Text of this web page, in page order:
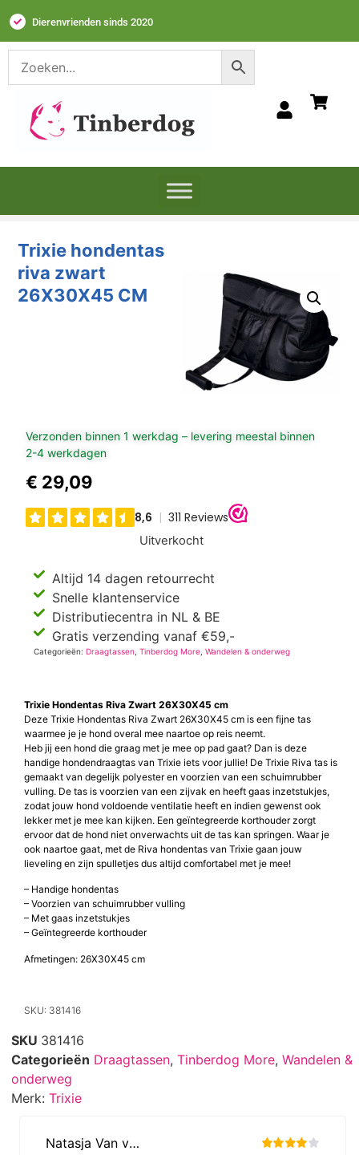
Dierenvrienden sinds 2020
Trixie hondentas
riva zwart
26X30X45 CM
Verzonden binnen 1 werkdag – levering meestal binnen
2-4 werkdagen
€ 29,09
Uitverkocht
Altijd 14 dagen retourrecht
Snelle klantenservice
Distributiecentra in NL & BE
Gratis verzending vanaf €59,-
Categorieën:Draagtassen ,Tinberdog More ,Wandelen & onderweg
Trixie Hondentas Riva Zwart 26X30X45 cm
Deze Trixie Hondentas Riva Zwart 26X30X45 cm is een fijne tas
waarmee je je hond overal mee naartoe op reis neemt.
Heb jij een hond die graag met je mee op pad gaat? Dan is deze
handige hondendraagtas van Trixie iets voor jullie! De Trixie Riva tas is
gemaakt van degelijk polyester en voorzien van een schuimrubber
vulling. De tas is voorzien van een zijvak en heeft gaas inzetstukjes,
zodat jouw hond voldoende ventilatie heeft en indien gewenst ook
lekker met je mee kan kijken. Een geïntegreerde korthouder zorgt
ervoor dat de hond niet onverwachts uit de tas kan springen. Waar je
ook naartoe gaat, met de Riva hondentas van Trixie gaan jouw
lieveling en zijn spulletjes dus altijd comfortabel met je mee!
– Handige hondentas
– Voorzien van schuimrubber vulling
– Met gaas inzetstukjes
– Geïntegreerde korthouder
Afmetingen: 26X30X45 cm
SKU: 381416
SKU 381416
Categorieën Draagtassen, Tinberdog More, Wandelen &
onderweg
Merk: Trixie